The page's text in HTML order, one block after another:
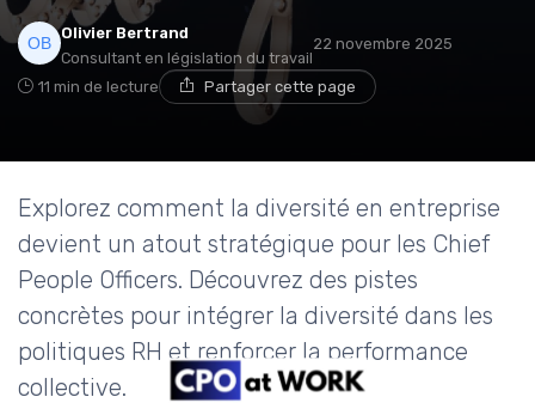
Olivier Bertrand
Consultant en législation du travail
22 novembre 2025
11 min de lecture Partager cette page
Explorez comment la diversité en entreprise
devient un atout stratégique pour les Chief
People Officers. Découvrez des pistes
concrètes pour intégrer la diversité dans les
politiques RH et renforcer la performance
collective.